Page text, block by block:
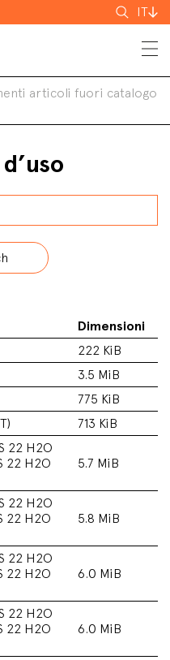
Cerca
IT
articoli fuori catalogo
Dimensioni
222 KiB
3.5 MiB
775 KiB
713 KiB
22 H2O
22 H2O
5.7 MiB
22 H2O
22 H2O
5.8 MiB
22 H2O
22 H2O
6.0 MiB
22 H2O
22 H2O
6.0 MiB